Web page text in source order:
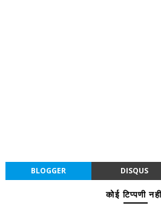
BLOGGER DISQUS
कोई टिप्पणी